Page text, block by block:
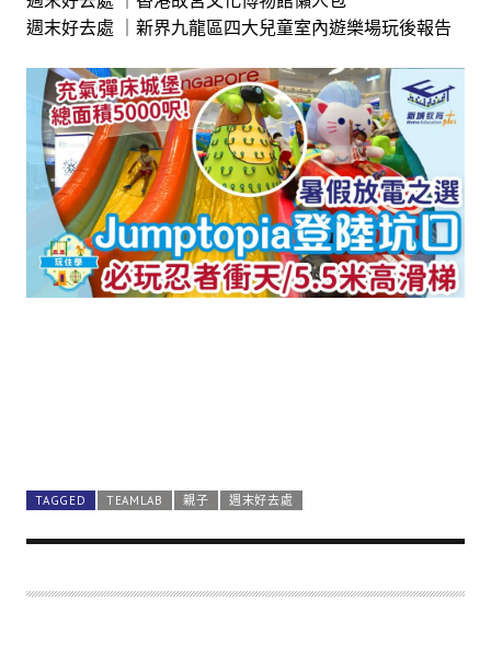
週末好去處 ｜新界九龍區四大兒童室內遊樂場玩後報告
TAGGED TEAMLAB 親子 週末好去處